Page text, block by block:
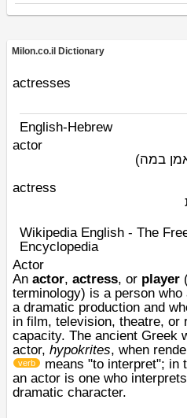
Milon.co.il Dictionary
actresses
English-Hebrew
actor
במה)
actress
Wikipedia English - The
Encyclopedia
Actor
An actor, actress, or player
terminology) is a person who
a dramatic production and
in film, television, theatre, or
capacity. The ancient Greek
actor, hypokrites, when
verb
means "to interpret"; in
an actor is one who
dramatic character.